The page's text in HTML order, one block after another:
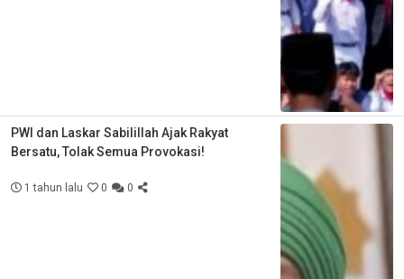
PWI dan Laskar Sabilillah Ajak Rakyat
Bersatu, Tolak Semua Provokasi!
1 tahun lalu 0 0